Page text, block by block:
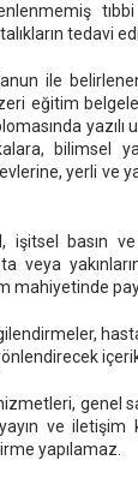
tedavi
ile
eğitim
yazılı
bilimsel
yerli ve
işitsel basın
veya
mahiyetinde
genel
ve iletişim
yapılamaz.